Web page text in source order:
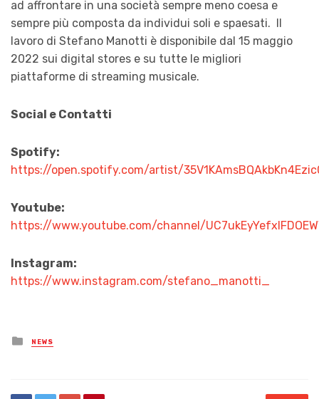
ad affrontare in una società sempre meno coesa e
sempre più composta da individui soli e spaesati.
lavoro di Stefano Manotti è disponibile dal 15 maggio
2022 sui digital stores e su tutte le migliori
piattaforme di streaming musicale.
Social e Contatti
Spotify:
https://open.spotify.com/artist/
Youtube:
https://www.youtube.com/channel/
Instagram:
https://www.instagram.com/stefano_manotti_
Posted
in
NEWS